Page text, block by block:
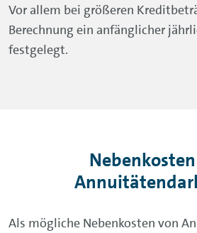
Vor allem bei größeren
Berechnung ein anfänglicher
festgelegt.
Als mögliche Nebenkosten von